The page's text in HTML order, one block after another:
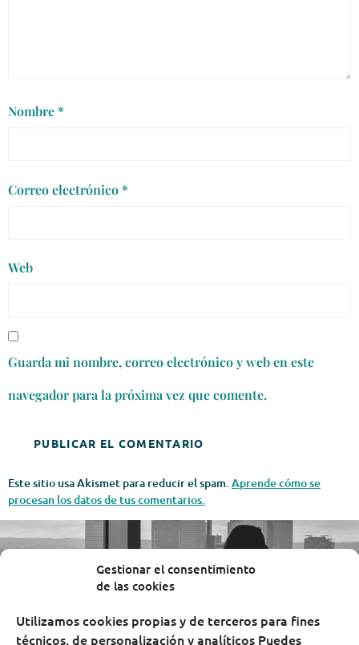
Gestionar el consentimiento
de las cookies
Utilizamos cookies propias y de terceros para fines
técnicos, de personalización y analíticos Puedes
Nombre *
Correo electrónico *
Web
Guarda mi nombre, correo electrónico y web en este
navegador para la próxima vez que comente.
Este sitio usa Akismet para reducir el spam. Aprende cómo se
procesan los datos de tus comentarios.